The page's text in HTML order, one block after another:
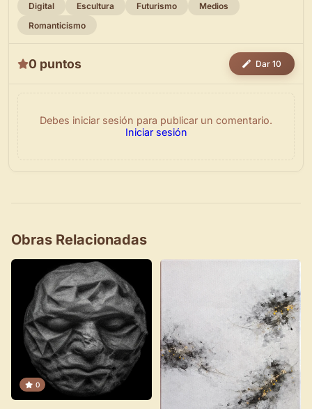
Digital Escultura Futurismo
Medios
Romanticismo
0 puntos Dar 10
Debes iniciar sesión para publicar un comentario.
Iniciar sesión
Obras Relacionadas
0
Novedad: Tu Panel de Usuario
Panel de Usuario: tu